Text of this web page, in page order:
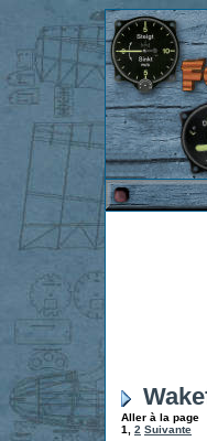
Aller à la page
1
2 Suivante